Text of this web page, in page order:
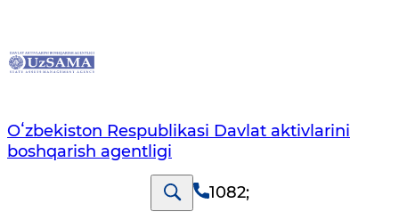
Oʻzbekiston Respublikasi Davlat aktivlarini
boshqarish agentligi
1082;